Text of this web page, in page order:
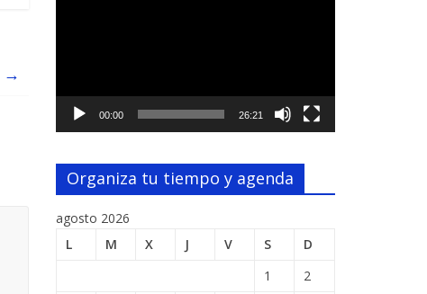
→
00:00 26:21
Organiza tu tiempo y agenda
agosto 2026
L
M X J V S
D
1
2